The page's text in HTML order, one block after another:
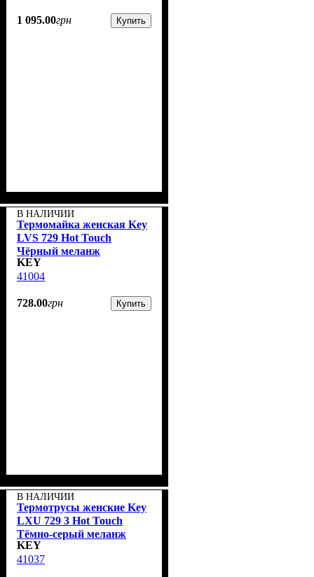
1 095.00грн Купить
В НАЛИЧИИ
Термомайка женская Key
LVS 729 Hot Touch
Чёрный меланж
KEY
41004
728.00грн Купить
В НАЛИЧИИ
Термотрусы женские Key
LXU 729 3 Hot Touch
Тёмно-серый меланж
KEY
41037